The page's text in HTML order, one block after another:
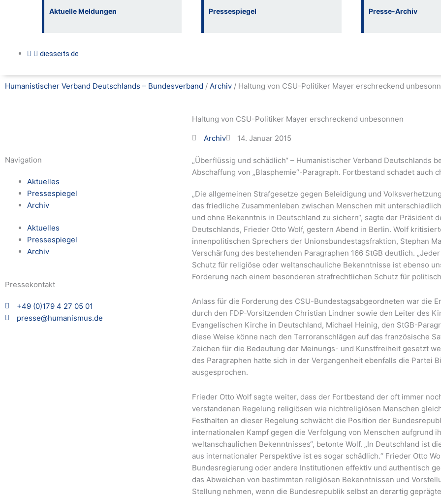
Aktuelle Meldungen Pressespiegel Presse-Archiv
diesseits.de
Humanistischer Verband Deutschlands – Bundesverband / Archiv / Haltung von CSU-Politiker Mayer erschreckend
Haltung von CSU-Politiker Mayer erschreckend unbesonnen
Archiv 14. Januar 2015
Navigation
Aktuelles
Pressespiegel
Archiv
Aktuelles
Pressespiegel
Archiv
Pressekontakt
+49 (0)179 4 27 05 01
presse@humanismus.de
„Überflüssig und schädlich“ – Humanistischer Verband Deutschlands
Abschaffung von „Blasphemie“-Paragraph. Fortbestand schadet auch
„Die allgemeinen Strafgesetze gegen Beleidigung und
das friedliche Zusammenleben zwischen Menschen mit
und ohne Bekenntnis in Deutschland zu sichern“, sagte der Präsident
Deutschlands, Frieder Otto Wolf, gestern Abend in Berlin. Wolf
innenpolitischen Sprechers der Unionsbundestagsfraktion, Stephan
Verschärfung des bestehenden Paragraphen 166 StGB deutlich.
Schutz für religiöse oder weltanschauliche Bekenntnisse ist ebenso
Forderung nach einem besonderen strafrechtlichen Schutz für
Anlass für die Forderung des CSU-Bundestagsabgeordneten war die
durch den FDP-Vorsitzenden Christian Lindner sowie den Leiter des
Evangelischen Kirche in Deutschland, Michael Heinig, den StGB-
diese Weise könne nach den Terroranschlägen auf das französische
Zeichen für die Bedeutung der Meinungs- und Kunstfreiheit gesetzt
des Paragraphen hatte sich in der Vergangenheit ebenfalls die Partei
ausgesprochen.
Frieder Otto Wolf sagte weiter, dass der Fortbestand der oft immer
verstandenen Regelung religiösen wie nichtreligiösen Menschen
Festhalten an dieser Regelung schwächt die Position der
internationalen Kampf gegen die Verfolgung von Menschen aufgrund
weltanschaulichen Bekenntnisses“, betonte Wolf. „In Deutschland ist
aus internationaler Perspektive ist es sogar schädlich.“ Frieder Otto
Bundesregierung oder andere Institutionen effektiv und authentisch
das Abweichen von bestimmten religiösen Bekenntnissen und
Stellung nehmen, wenn die Bundesrepublik selbst an derartig